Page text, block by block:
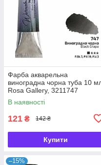
Фарба акварельна
виноградна чорна туба 10
Rosa Gallery, 3211747
В наявності
121 ₴ 142 ₴
Купити
–15%